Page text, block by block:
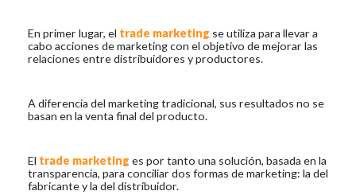
En primer lugar, el trade marketing se utiliza para llevar a
cabo acciones de marketing con el objetivo de mejorar las
relaciones entre distribuidores y productores.
A diferencia del marketing tradicional, sus resultados no se
basan en la venta final del producto.
El trade marketing es por tanto una solución, basada en la
transparencia, para conciliar dos formas de marketing: la del
fabricante y la del distribuidor.